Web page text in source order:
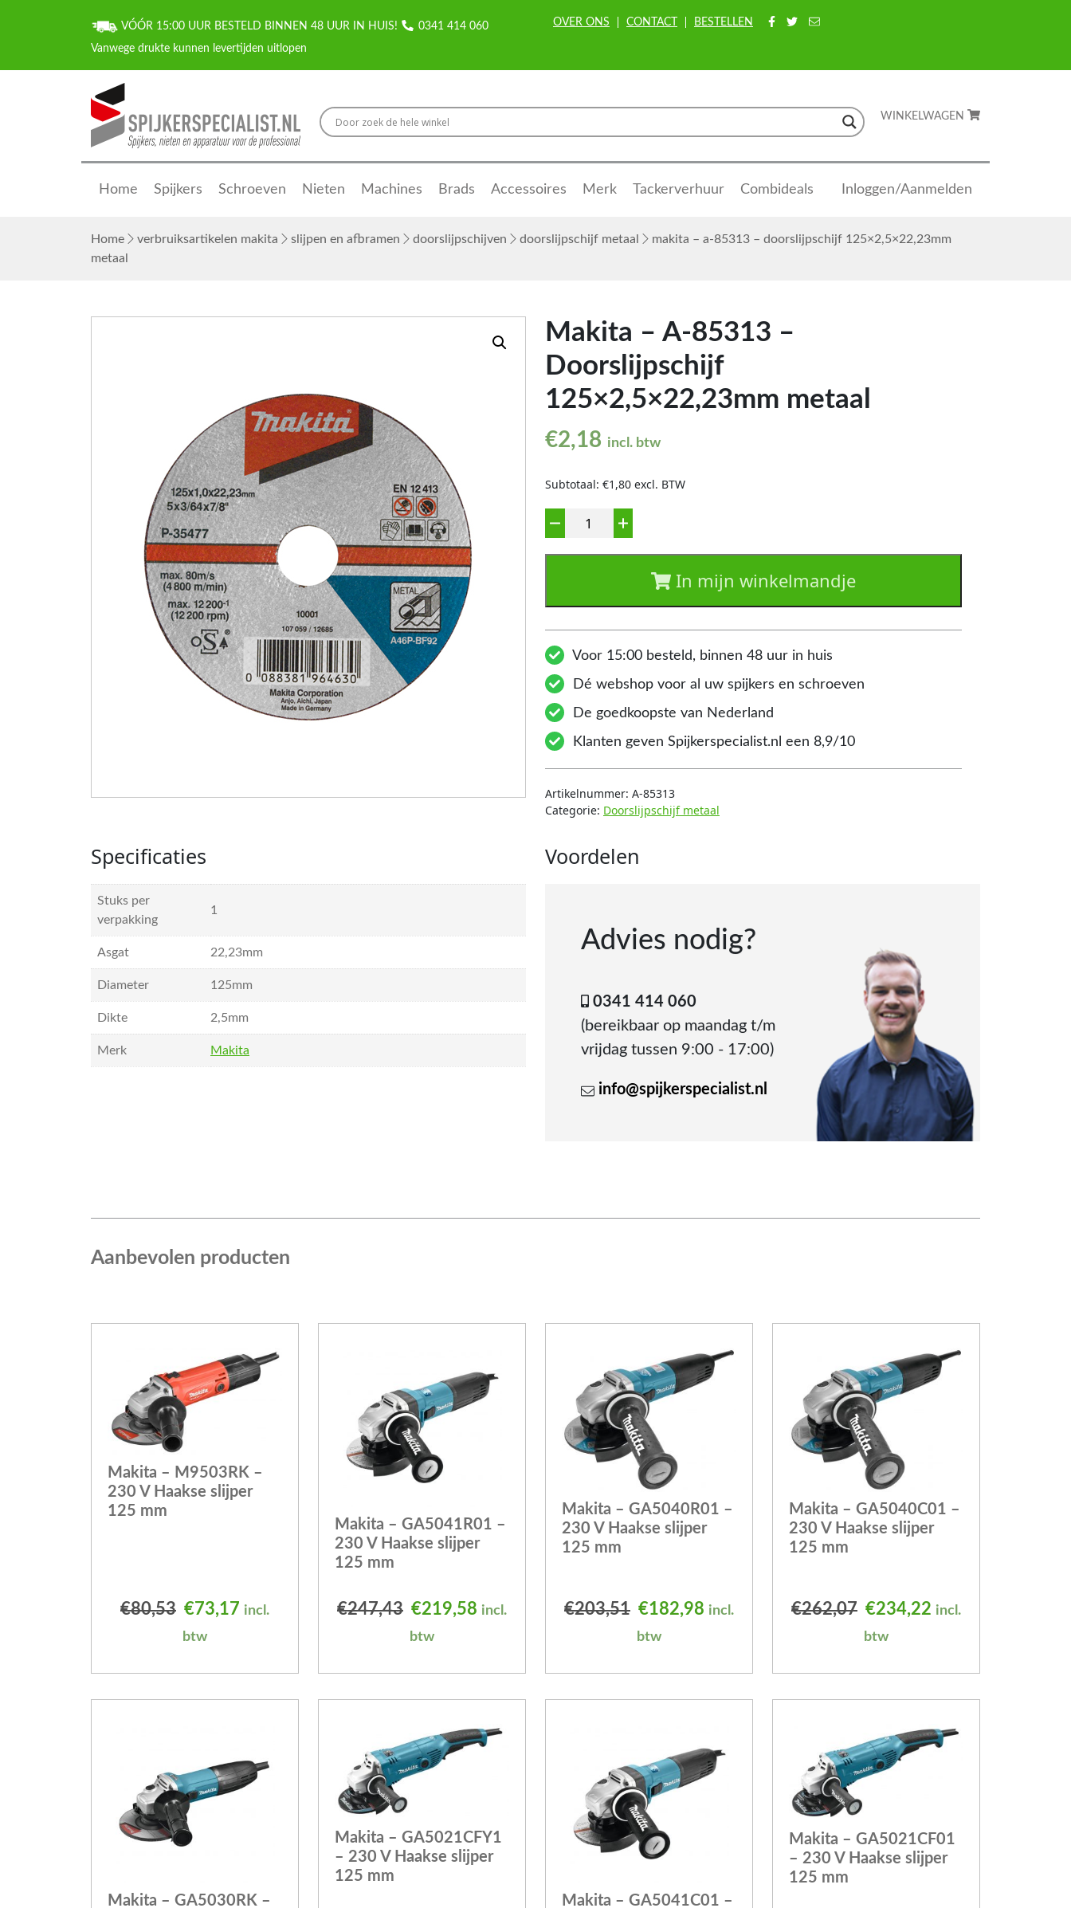
VÓÓR 15:00 UUR BESTELD BINNEN 48 UUR IN HUIS! 0341 414 060 OVER ONS CONTACT BESTELLEN
WINKELWAGEN
Home Spijkers Schroeven Nieten Machines Brads Accessoires Merk Tackerverhuur Combideals Inloggen/Aanmelden
Home verbruiksartikelen makita slijpen en afbramen doorslijpschijven doorslijpschijf metaal
makita – a-85313 – doorslijpschijf 125×2,5×22,23mm
metaal
Makita – A-85313 –
Doorslijpschijf
125×2,5×22,23mm metaal
€2,18 incl. btw
Subtotaal: €1,80 excl. BTW
Aantal
In mijn winkelmandje
Voor 15:00 besteld, binnen 48 uur in huis
Dé webshop voor al uw spijkers en schroeven
De goedkoopste van Nederland
Klanten geven Spijkerspecialist.nl een 8,9/10
Artikelnummer: A-85313
Categorie: Doorslijpschijf metaal
Specificaties
Stuks per
verpakking
1
Asgat 22,23mm
Diameter 125mm
Dikte 2,5mm
Merk Makita
Voordelen
Advies nodig?
0341 414 060
(bereikbaar op maandag t/m
vrijdag tussen 9:00 - 17:00)
info@spijkerspecialist.nl
Aanbevolen producten
Makita – M9503RK –
230 V Haakse slijper
125 mm
€80,53 Oorspronkelijke prijs was: €80,53.
€73,17 Huidige prijs is: €73,17.
incl.
btw
Makita – GA5041R01 –
230 V Haakse slijper
125 mm
€247,43 Oorspronkelijke prijs was: €247,43.
€219,58 Huidige prijs is: €219,58.
incl.
btw
Makita – GA5040R01 –
230 V Haakse slijper
125 mm
€203,51 Oorspronkelijke prijs was: €203,51.
€182,98 Huidige prijs is: €182,98.
incl.
btw
Makita – GA5040C01 –
230 V Haakse slijper
125 mm
€262,07 Oorspronkelijke prijs
€234,22 Huidige prijs is:
incl.
btw
Makita – GA5030RK –
Makita – GA5021CFY1
– 230 V Haakse slijper
125 mm
Makita – GA5041C01 –
Makita – GA5021CF01
– 230 V Haakse slijper
125 mm